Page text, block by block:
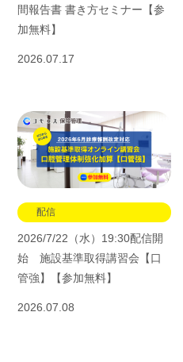
間報告書 書き方セミナー【参
加無料】
2026.07.17
配信
2026/7/22（水）19:30配信開
始 施設基準取得講習会【口
管強】【参加無料】
2026.07.08